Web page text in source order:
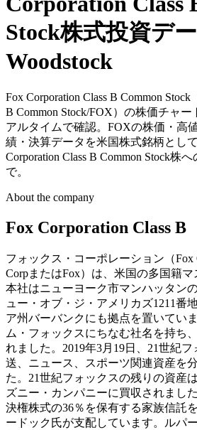
Stock株式投資デ
Woodstock
Fox Corporation Class B Common Stock
B Common Stock/FOX）の株価チャ
アルタイムで確認。FOXの株価・高
績・決算データを米国株式銘柄とし
Corporation Class B Common Stock株
で。
About the company
Fox Corporation Class B
フォックス・コーポレーション（Fox
CorpまたはFox）は、米国の多国籍マ
本社はニューヨーク市マンハッタン
ュー・オブ・ジ・アメリカズ1211番
ア州バーバンクにも拠点を置いてい
ム・フォックスにちなむ社名を持ち
れました。2019年3月19日、21世紀
送、ニュース、スポーツ関連資産を
た。21世紀フォックスの残りの資産
ズニー・カンパニーに買収されまし
決権株式の36％を保有する家族信託
ードック氏が支配しています。ルパ